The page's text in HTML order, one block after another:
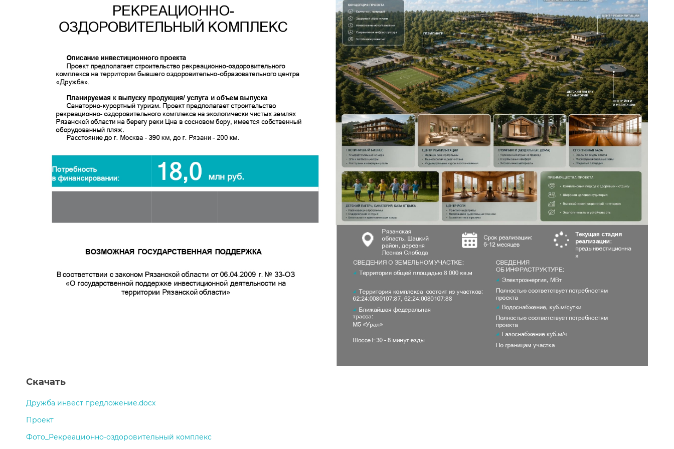
Скачать
Дружба инвест предложение.docx
Проект
Фото_Рекреационно-оздоровительный комплекс